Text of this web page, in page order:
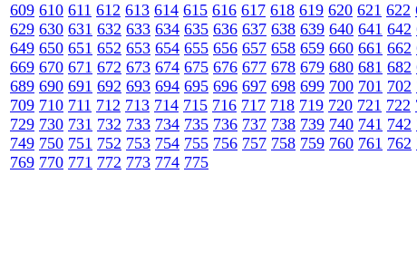
609 610 611 612 613 614 615 616 617 618 619 620 621 622
629 630 631 632 633 634 635 636 637 638 639 640 641 642
649 650 651 652 653 654 655 656 657 658 659 660 661 662
669 670 671 672 673 674 675 676 677 678 679 680 681 682
689 690 691 692 693 694 695 696 697 698 699 700 701 702
709 710 711 712 713 714 715 716 717 718 719 720 721 722
729 730 731 732 733 734 735 736 737 738 739 740 741 742
749 750 751 752 753 754 755 756 757 758 759 760 761 762
769 770 771 772 773 774 775